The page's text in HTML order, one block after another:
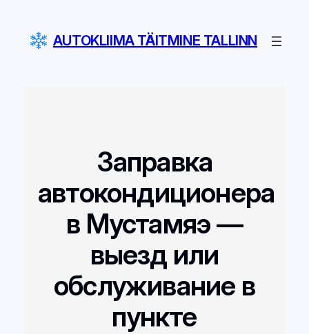
juurde
AUTOKLIIMA TÄITMINE TALLINN
Заправка
автокондиционера
в Мустамяэ —
выезд или
обслуживание в
пункте